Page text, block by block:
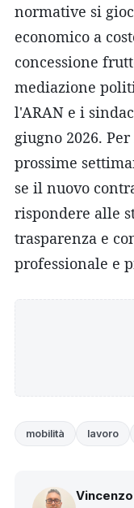
normative si
economico a
concessione
mediazione
l'ARAN e i
giugno 2026.
prossime
se il nuovo
rispondere alle
trasparenza e
professionale e
mobilità lavoro